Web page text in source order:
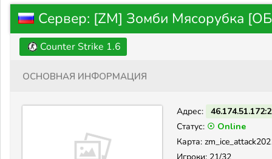
Сервер: [ZM] Зомби Мясорубка
Counter Strike 1.6
Основная информация
Адрес:
Статус: ☉ Online
Карта: